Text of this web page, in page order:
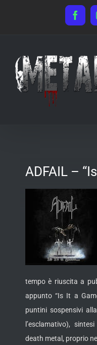
ADFAIL –
tempo è riuscita a
appunto “Is It a
puntini sospensivi
l’esclamativo),
death metal, proprio